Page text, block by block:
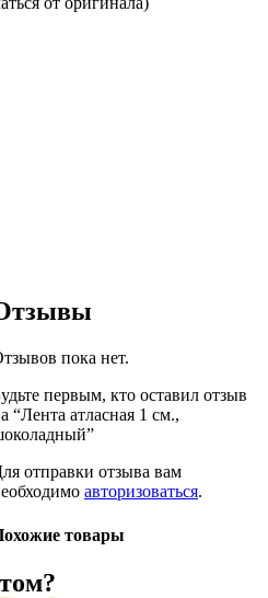
пока нет.
первым, кто оставил отзыв
“Лента атласная 1 см.,
отправки отзыва вам
авторизоваться.
товары